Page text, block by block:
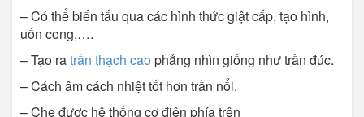
– Có thể biến tấu qua các hình thức giật cấp, tạo hình,
uốn cong,….
– Tạo ratrần thạch cao phẳng nhìn giống như trần đúc.
– Cách âm cách nhiệt tốt hơn trần nổi.
– Che được hệ thống cơ điện phía trên